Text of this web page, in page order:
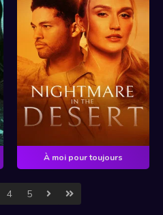
À moi pour toujours
4 5